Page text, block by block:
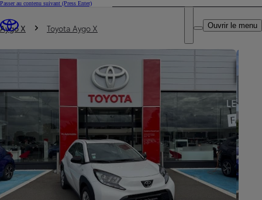
Passer au contenu suivant (Press Enter)
Trouvez un partenaire Toyota
DEALER NAME
Ouvrir le menu
Vous êtes ici
Aygo X Toyota Aygo X